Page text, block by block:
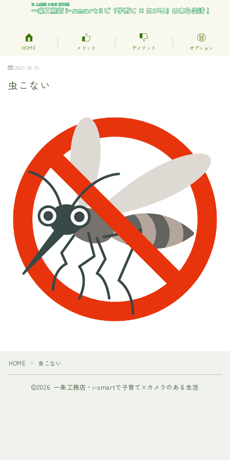
HOME メリット デメリット オプション
2021.10.19
虫こない
HOME ＞ 虫こない
2026 一条工務店・i-smartで子育て×カメラのある生活